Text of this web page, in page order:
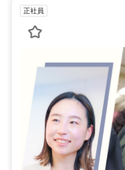
正社員